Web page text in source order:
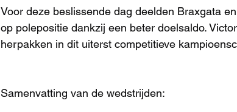
Voor deze beslissende dag deelden Braxgata
op polepositie dankzij een beter doelsaldo.
herpakken in dit uiterst competitieve
Samenvatting van de wedstrijden: